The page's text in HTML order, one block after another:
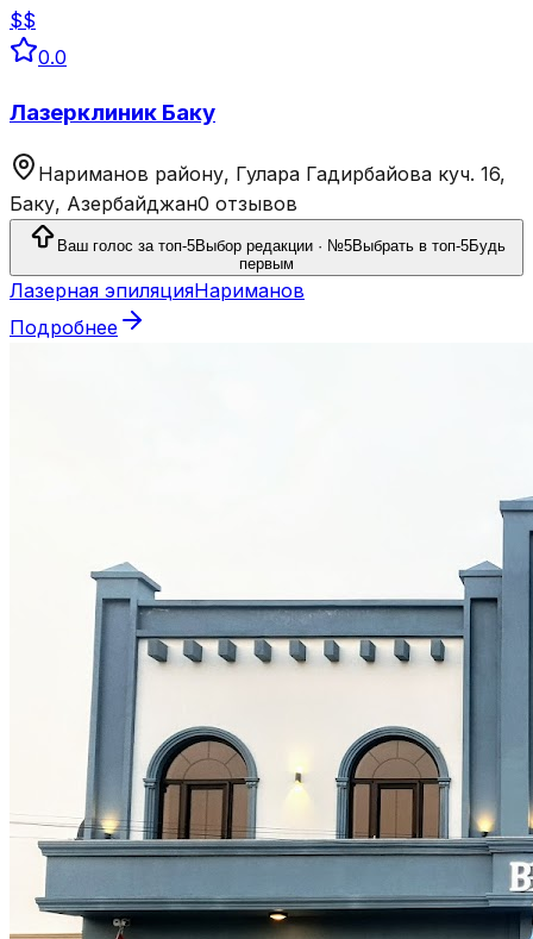
$$
0.0
Лазерклиник Баку
Нариманов району, Гулара Гадирбайова куч. 16,
Баку, Азербайджан0 отзывов
Ваш голос за топ-5Выбор редакции · №5Выбрать в топ-5Будь
первым
Лазерная эпиляцияНариманов
Подробнее